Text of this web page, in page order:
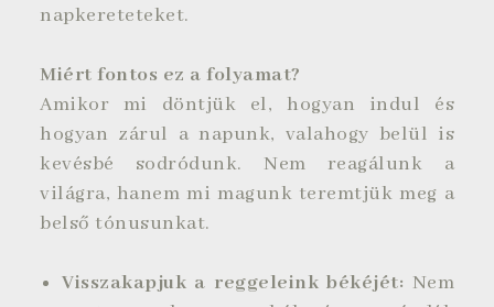
napkereteteket.
Miért fontos ez a folyamat?
Amikor mi döntjük el, hogyan indul és
hogyan zárul a napunk, valahogy belül is
kevésbé sodródunk. Nem reagálunk a
világra, hanem mi magunk teremtjük meg a
belső tónusunkat.
Visszakapjuk a reggeleink békéjét: Nem